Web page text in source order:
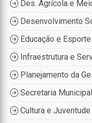
Des. Agrícola e
Desenvolvimento
Educação e
Infraestrutura e
Planejamento da
Secretaria
Cultura e Juventude